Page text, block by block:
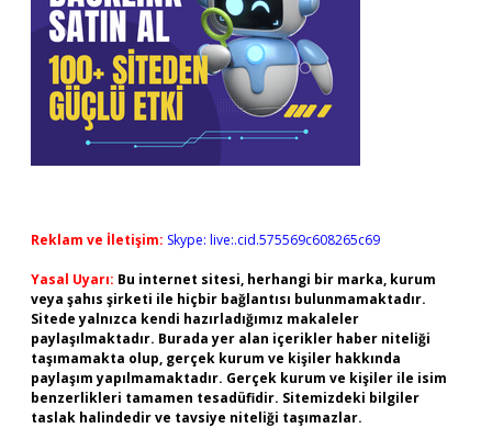
Reklam ve İletişim: Skype: live:.cid.575569c608265c69
Yasal Uyarı: Bu internet sitesi, herhangi bir marka, kurum
veya şahıs şirketi ile hiçbir bağlantısı bulunmamaktadır.
Sitede yalnızca kendi hazırladığımız makaleler
paylaşılmaktadır. Burada yer alan içerikler haber niteliği
taşımamakta olup, gerçek kurum ve kişiler hakkında
paylaşım yapılmamaktadır. Gerçek kurum ve kişiler ile isim
benzerlikleri tamamen tesadüfidir. Sitemizdeki bilgiler
taslak halindedir ve tavsiye niteliği taşımazlar.